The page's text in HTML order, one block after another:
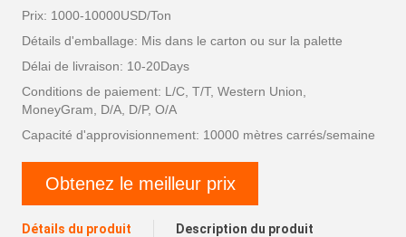
Prix: 1000-10000USD/Ton
Détails d'emballage: Mis dans le carton ou sur la palette
Délai de livraison: 10-20Days
Conditions de paiement: L/C, T/T, Western Union,
MoneyGram, D/A, D/P, O/A
Capacité d'approvisionnement: 10000 mètres carrés/semaine
Obtenez le meilleur prix
Détails du produit Description du produit